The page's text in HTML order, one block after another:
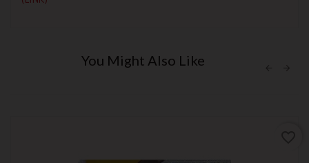
You Might Also Like